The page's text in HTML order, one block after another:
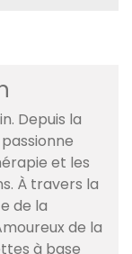
Depuis la
et les
À travers la
de la
de la
à base